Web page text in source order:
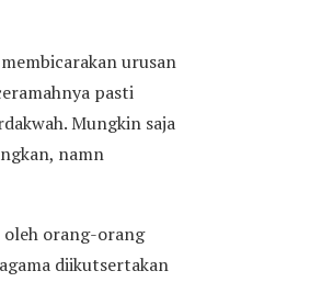
urusan
pasti
Mungkin saja
namn
oleh orang-orang
diikutsertakan